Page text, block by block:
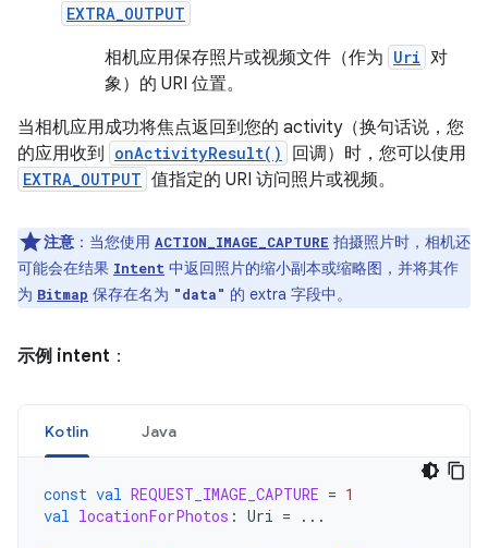
EXTRA_OUTPUT
相机应用保存照片或视频文件（作为 Uri 对
象）的 URI 位置。
当相机应用成功将焦点返回到您的 activity（换句话说，您
的应用收到
onActivityResult() 回调）时，您可以使用
EXTRA_OUTPUT 值指定的 URI 访问照片或视频。
注意 ：当您使用 ACTION_IMAGE_CAPTURE 拍摄照片时，相机还
可能会在结果 Intent 中返回照片的缩小副本或缩略图，并将其作
为 Bitmap 保存在名为 "data" 的 extra 字段中。
示例 intent ：
Kotlin Java
const val REQUEST_IMAGE_CAPTURE = 1
val locationForPhotos : Uri = ...